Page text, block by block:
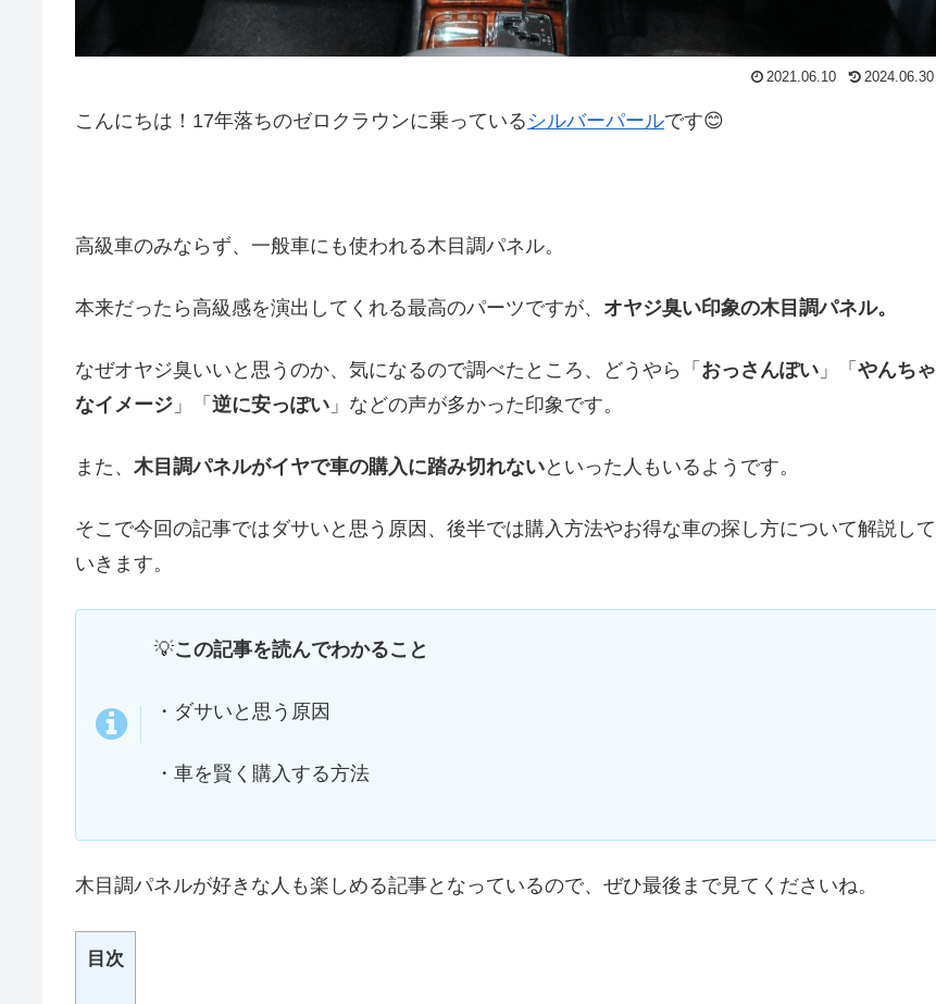
2021.06.10 2024.06.30
こんにちは！17年落ちのゼロクラウンに乗っている シルバーパールです😊
高級車のみならず、一般車にも使われる木目調パネル。
本来だったら高級感を演出してくれる最高のパーツですが、 オヤジ臭い印象の木目調パネル。
なぜオヤジ臭いいと思うのか、気になるので調べたところ、どうやら「 おっさんぽい 」「 やんちゃ
なイメージ 」「 逆に安っぽい 」などの声が多かった印象です。
また、 木目調パネルがイヤで車の購入に踏み切れないといった人もいるようです。
そこで今回の記事ではダサいと思う原因、後半では購入方法やお得な車の探し方について解説して
いきます。
💡この記事を読んでわかること
・ダサいと思う原因
・車を賢く購入する方法
木目調パネルが好きな人も楽しめる記事となっているので、ぜひ最後まで見てくださいね。
目次